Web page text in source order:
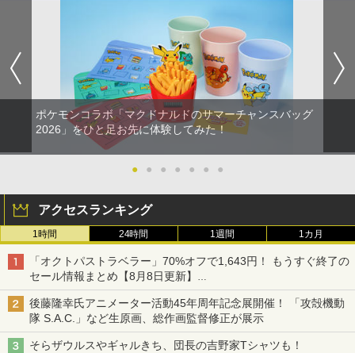
ポケモンコラボ「マクドナルドのサマーチャンスバッグ
2026」をひと足お先に体験してみた！
● ● ● ● ● ● ●
アクセスランキング
1時間 24時間 1週間 1カ月
「オクトパストラベラー」70%オフで1,643円！ もうすぐ終了の
セール情報まとめ【8月8日更新】
ニンテンドーeショップでは「大神 絶景版」が67%オフで990円
後藤隆幸氏アニメーター活動45年周年記念展開催！ 「攻殻機動
隊 S.A.C.」など生原画、総作画監督修正が展示
そらザウルスやギャルきち、団長の吉野家Tシャツも！